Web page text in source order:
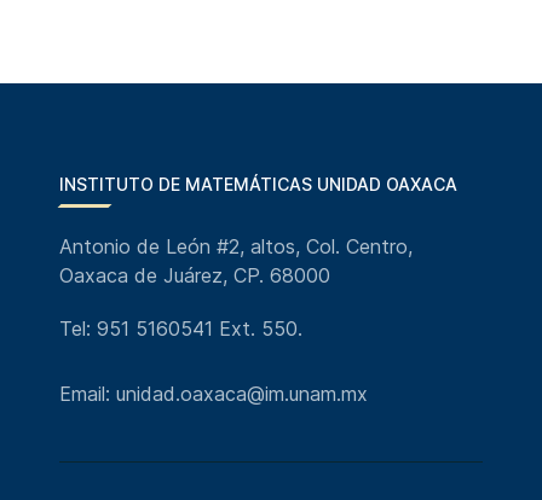
INSTITUTO DE MATEMÁTICAS UNIDAD OAXACA
Antonio de León #2, altos, Col. Centro,
Oaxaca de Juárez, CP. 68000
Tel: 951 5160541 Ext. 550.
Email: unidad.oaxaca@im.unam.mx